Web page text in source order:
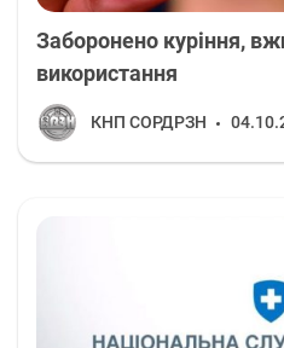
Заборонено куріння,
використання
КНП СОРДРЗН